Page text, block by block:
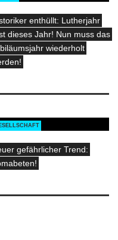
enthüllt: Lutherjahr
dieses Jahr! Nun muss das
wiederholt
gefährlicher Trend: